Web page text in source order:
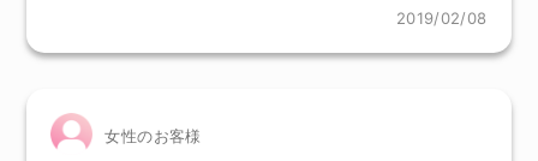
2019/02/08
女性のお客様